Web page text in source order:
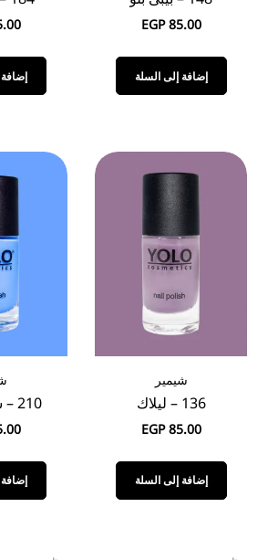
EGP85.00
إضافة إلى السلة
شيمير
136 – ليلاك
EGP85.00
إضافة إلى السلة
210 – سكاى فال